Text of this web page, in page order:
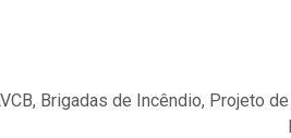
Brigadas de Incêndio, Projeto